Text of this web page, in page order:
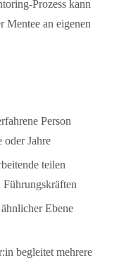
Prozess kann
Mentee an eigenen
Person
oder Jahre
teilen
Ebene
begleitet mehrere